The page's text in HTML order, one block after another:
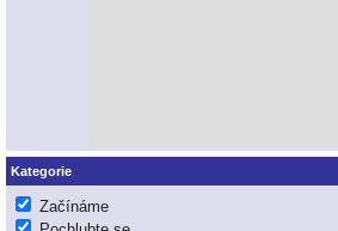
Kategorie
Začínáme